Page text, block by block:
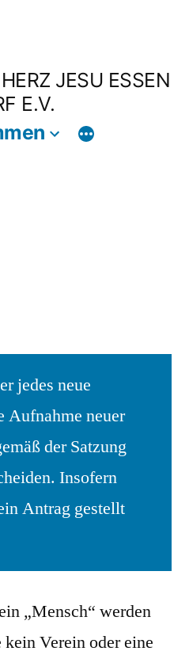
JESU ESSEN
E.V.
jedes neue
neuer
der Satzung
Insofern
Antrag gestellt
„Mensch“ werden
Verein oder eine